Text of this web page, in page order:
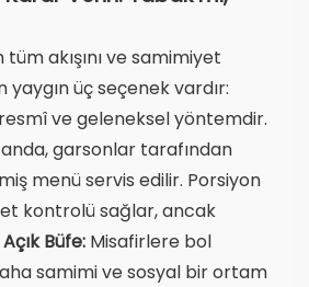
akışını ve samimiyet
yaygın üç seçenek vardır:
ve geleneksel yöntemdir.
garsonlar tarafından
menü servis edilir. Porsiyon
kontrolü sağlar, ancak
Açık Büfe: Misafirlere bol
samimi ve sosyal bir ortam